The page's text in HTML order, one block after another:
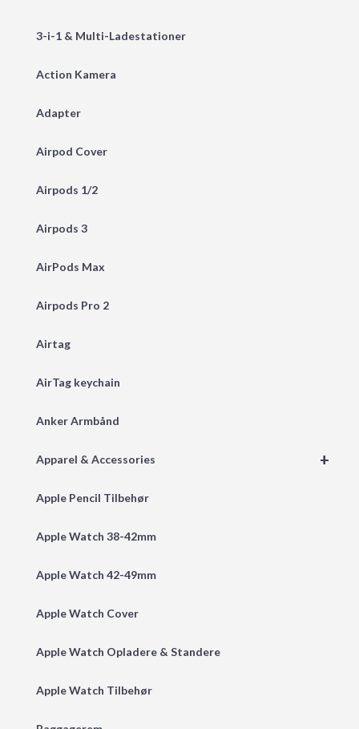
3-i-1 & Multi-Ladestationer
Action Kamera
Adapter
Airpod Cover
Airpods 1/2
Airpods 3
AirPods Max
Airpods Pro 2
Airtag
AirTag keychain
Anker Armbånd
+
Apparel & Accessories
Apple Pencil Tilbehør
Apple Watch 38-42mm
Apple Watch 42-49mm
Apple Watch Cover
Apple Watch Opladere & Standere
Apple Watch Tilbehør